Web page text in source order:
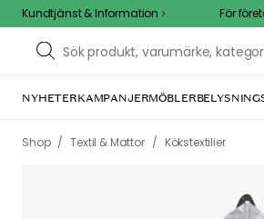
Kundtjänst & Information För
NYHETERKAMPANJERMÖBLERBELYSNING
Shop / Textil & Mattor / Kökstextilier